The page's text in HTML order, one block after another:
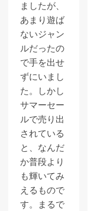
ましたが、
あまり遊ば
ないジャン
ルだったの
で手を出せ
ずにいまし
た。しかし
サマーセー
ルで売り出
されている
と、なんだ
か普段より
も輝いてみ
えるもので
す。まるで